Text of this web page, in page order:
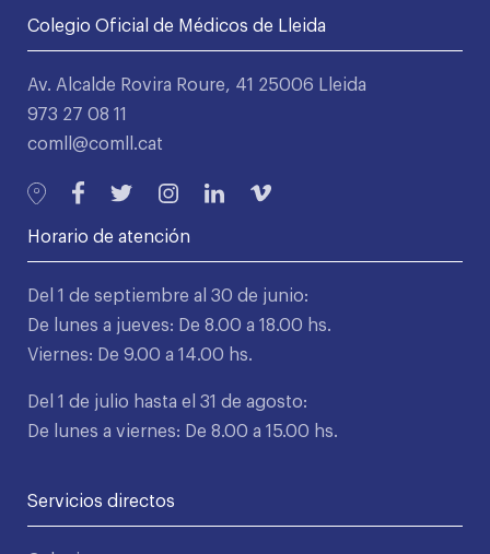
Colegio Oficial de Médicos de Lleida
Av. Alcalde Rovira Roure, 41 25006 Lleida
973 27 08 11
comll@comll.cat
Horario de atención
Del 1 de septiembre al 30 de junio:
De lunes a jueves: De 8.00 a 18.00 hs.
Viernes: De 9.00 a 14.00 hs.
Del 1 de julio hasta el 31 de agosto:
De lunes a viernes: De 8.00 a 15.00 hs.
Servicios directos